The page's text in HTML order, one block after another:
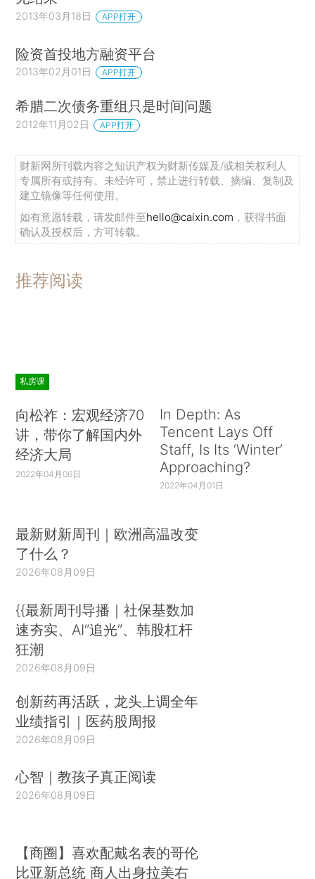
2013年03月18日 APP打开
险资首投地方融资平台
2013年02月01日 APP打开
希腊二次债务重组只是时间问题
2012年11月02日 APP打开
财新网所刊载内容之知识产权为财新传媒及/或相关权利人
专属所有或持有。未经许可，禁止进行转载、摘编、复制及
建立镜像等任何使用。
如有意愿转载，请发邮件至hello@caixin.com ，获得书面
确认及授权后，方可转载。
推荐阅读
私房课
向松祚：宏观经济70
讲，带你了解国内外
经济大局
2022年04月06日
In Depth: As
Tencent Lays Off
Staff, Is Its ‘Winter’
Approaching?
2022年04月01日
最新财新周刊｜欧洲高温改变
了什么？
2026年08月09日
{{最新周刊导播｜社保基数加
速夯实、AI“追光”、韩股杠杆
狂潮
2026年08月09日
创新药再活跃，龙头上调全年
业绩指引｜医药股周报
2026年08月09日
心智｜教孩子真正阅读
2026年08月09日
【商圈】喜欢配戴名表的哥伦
比亚新总统 商人出身拉美右